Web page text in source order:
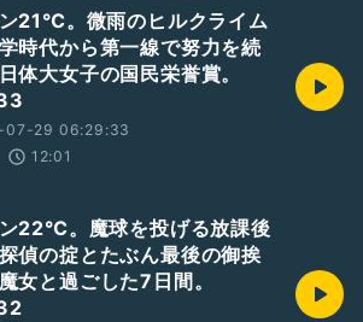
21℃。微雨のヒルクライム
時代から第一線で努力を続
体大女子の国民栄誉賞。
07-29 06:29:33
12:01
22℃。魔球を投げる放課後
偵の掟とたぶん最後の御挨
女と過ごした7日間。